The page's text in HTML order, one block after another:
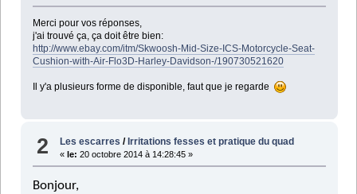
Merci pour vos réponses,
j'ai trouvé ça, ça doit être bien:
http://www.ebay.com/itm/Skwoosh-Mid-Size-ICS-Motorcycle-Seat-
Cushion-with-Air-Flo3D-Harley-Davidson-/190730521620
Il y'a plusieurs forme de disponible, faut que je regarde
2 Les escarres / Irritations fesses et pratique du quad
« le: 20 octobre 2014 à 14:28:45 »
Bonjour,